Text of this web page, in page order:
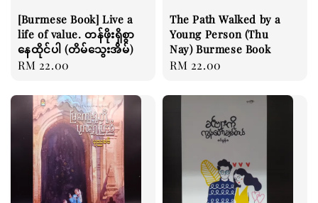
[Burmese Book] Live a
life of value. တန်ဖိုးရှိစွာ
နေထိုင်ပါ (တိမ်သွေးအိမ်)
Regular
RM 22.00
The Path Walked by a
Young Person (Thu
Nay) Burmese Book
Regular
RM 22.00